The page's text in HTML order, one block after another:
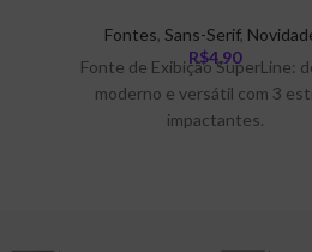
Fontes, Sans-Serif,
R$4,90
Fonte de Exibição SuperLine:
moderno e versátil com 3
impactantes.